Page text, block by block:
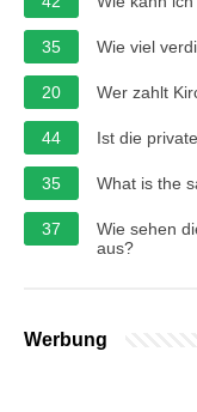
35 Wie viel
20 Wer zahlt
44 Ist die
35 What is the
37
Wie sehen
aus?
Werbung